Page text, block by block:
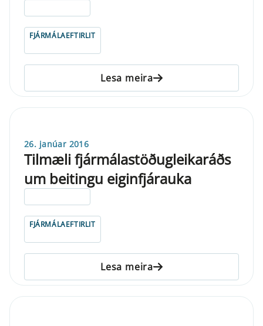
FJÁRMÁLAEFTIRLIT
Lesa meira
26. janúar 2016
Tilmæli fjármálastöðugleikaráðs
um beitingu eiginfjárauka
FJÁRMÁLAEFTIRLIT
Lesa meira